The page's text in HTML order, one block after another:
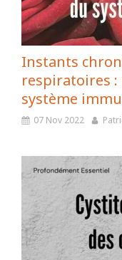
Instants
respiratoires :
système
07 Nov 2022